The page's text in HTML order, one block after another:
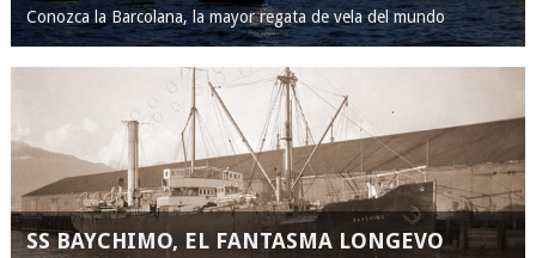
Conozca la Barcolana, la mayor regata de vela del mundo
SS BAYCHIMO, EL FANTASMA LONGEVO